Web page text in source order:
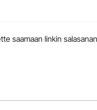
saamaan linkin